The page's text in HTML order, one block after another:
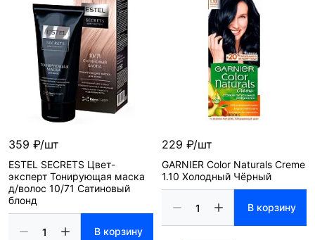
359 ₽/шт
ESTEL SECRETS Цвет-
эксперт Тонирующая маска
д/волос 10/71 Сатиновый
блонд
В корзину
229 ₽/шт
GARNIER Color Naturals Creme
1.10 Холодный Чёрный
В корзину